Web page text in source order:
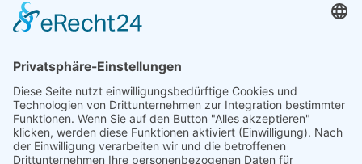
Mündliche Frage Nr. 0011 - Juni
2026
Bundesministeriums für Gesundheit
Weiterlesen
Weiterlesen